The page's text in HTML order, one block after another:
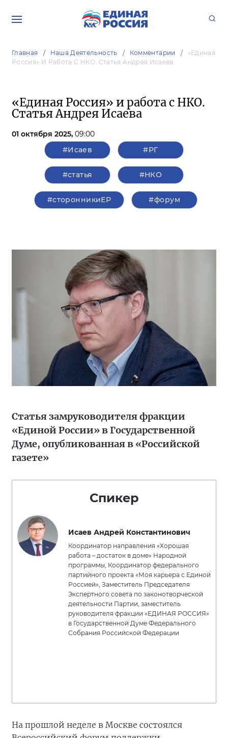
Главная Наша Деятельность Комментарии
«Единая
Россия» И Работа С НКО. Статья Андрея Исаева
«Единая Россия» и работа с НКО.
Статья Андрея Исаева
01 октября 2025, 09:00
#Исаев
#РГ
#статья #НКО
#сторонникиЕР #форум
Статья замруководителя фракции
«Единой России» в Государственной
Думе, опубликованная в «Российской
газете»
Спикер
Исаев Андрей Константинович
Координатор направления «Хорошая
работа – достаток в доме» Народной
программы, Координатор федерального
партийного проекта «Моя карьера с Единой
Россией», Заместитель Председателя
Экспертного совета по законотворческой
деятельности Партии, заместитель
руководителя фракции «ЕДИНАЯ РОССИЯ»
в Государственной Думе Федерального
Собрания Российской Федерации
На прошлой неделе в Москве состоялся